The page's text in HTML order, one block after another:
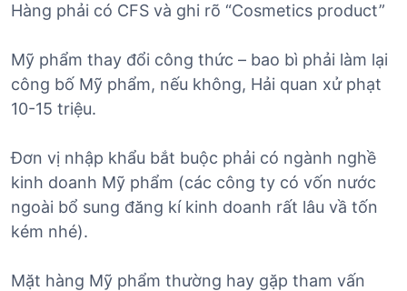
Hàng phải có CFS và ghi rõ “Cosmetics product”
Mỹ phẩm thay đổi công thức – bao bì phải làm lại
công bố Mỹ phẩm, nếu không, Hải quan xử phạt
10-15 triệu.
Đơn vị nhập khẩu bắt buộc phải có ngành nghề
kinh doanh Mỹ phẩm (các công ty có vốn nước
ngoài bổ sung đăng kí kinh doanh rất lâu vầ tốn
kém nhé).
Mặt hàng Mỹ phẩm thường hay gặp tham vấn